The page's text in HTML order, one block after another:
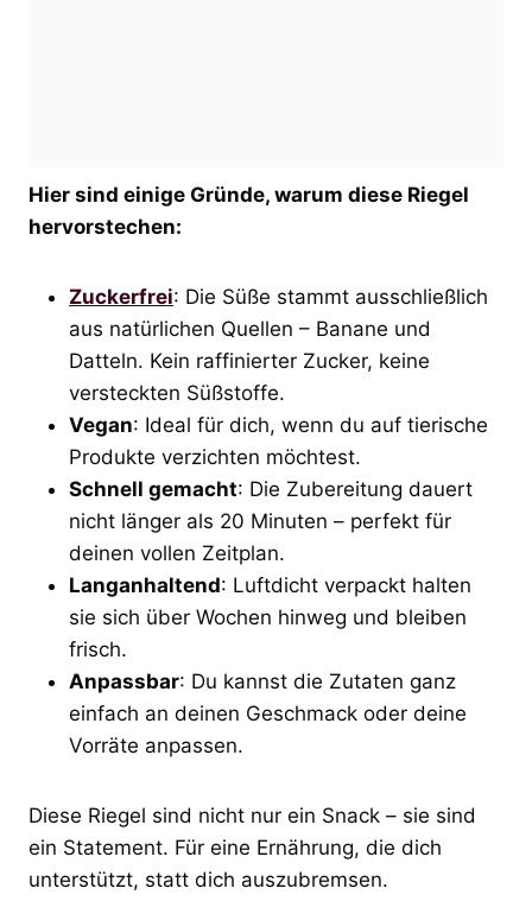
Hier sind einige Gründe, warum diese Riegel
hervorstechen:
Zuckerfrei: Die Süße stammt ausschließlich
aus natürlichen Quellen – Banane und
Datteln. Kein raffinierter Zucker, keine
versteckten Süßstoffe.
Vegan: Ideal für dich, wenn du auf tierische
Produkte verzichten möchtest.
Schnell gemacht: Die Zubereitung dauert
nicht länger als 20 Minuten – perfekt für
deinen vollen Zeitplan.
Langanhaltend: Luftdicht verpackt halten
sie sich über Wochen hinweg und bleiben
frisch.
Anpassbar: Du kannst die Zutaten ganz
einfach an deinen Geschmack oder deine
Vorräte anpassen.
Diese Riegel sind nicht nur ein Snack – sie sind
ein Statement. Für eine Ernährung, die dich
unterstützt, statt dich auszubremsen.